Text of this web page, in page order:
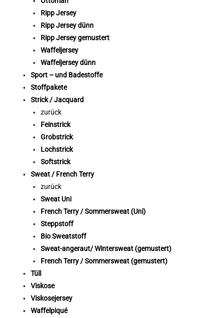
Ripp Jersey
Ripp Jersey dünn
Ripp Jersey gemustert
Waffeljersey
Waffeljersey dünn
Sport – und Badestoffe
Stoffpakete
Strick / Jacquard
zurück
Feinstrick
Grobstrick
Lochstrick
Softstrick
Sweat / French Terry
zurück
Sweat Uni
French Terry / Sommersweat (Uni)
Steppstoff
Bio Sweatstoff
Sweat-angeraut/ Wintersweat (gemustert)
French Terry / Sommersweat (gemustert)
Tüll
Viskose
Viskosejersey
Waffelpiqué